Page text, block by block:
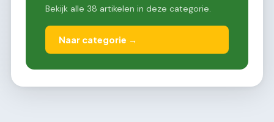
Bekijk alle 38 artikelen in deze categorie.
Naar categorie →